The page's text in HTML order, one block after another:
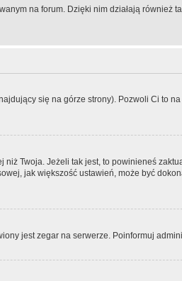
na forum. Dzięki nim działają również
się na górze strony). Pozwoli Ci to
Twoja. Jeżeli tak jest, to powinieneś
jak większość ustawień, może być
jest zegar na serwerze. Poinformuj